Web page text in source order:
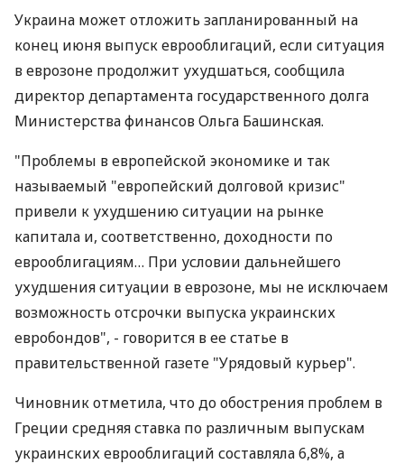
Украина может отложить запланированный на
конец июня выпуск еврооблигаций, если ситуация
в еврозоне продолжит ухудшаться, сообщила
директор департамента государственного долга
Министерства финансов Ольга Башинская.
"Проблемы в европейской экономике и так
называемый "европейский долговой кризис"
привели к ухудшению ситуации на рынке
капитала и, соответственно, доходности по
еврооблигациям… При условии дальнейшего
ухудшения ситуации в еврозоне, мы не исключаем
возможность отсрочки выпуска украинских
евробондов", - говорится в ее статье в
правительственной газете "Урядовый курьер".
Чиновник отметила, что до обострения проблем в
Греции средняя ставка по различным выпускам
украинских еврооблигаций составляла 6,8%, а